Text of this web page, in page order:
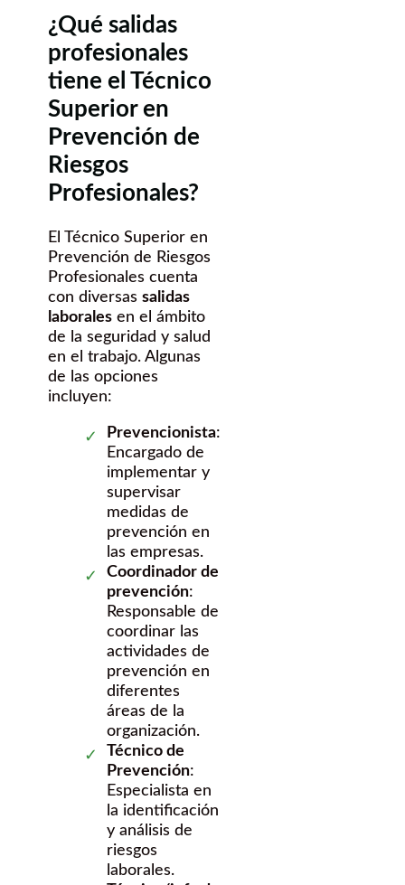
¿Qué salidas
profesionales
tiene el Técnico
Superior en
Prevención de
Riesgos
Profesionales?
El Técnico Superior en
Prevención de Riesgos
Profesionales cuenta
con diversas salidas
laborales en el ámbito
de la seguridad y salud
en el trabajo. Algunas
de las opciones
incluyen:
Prevencionista:
Encargado de
implementar y
supervisar
medidas de
prevención en
las empresas.
Coordinador de
prevención:
Responsable de
coordinar las
actividades de
prevención en
diferentes
áreas de la
organización.
Técnico de
Prevención:
Especialista en
la identificación
y análisis de
riesgos
laborales.